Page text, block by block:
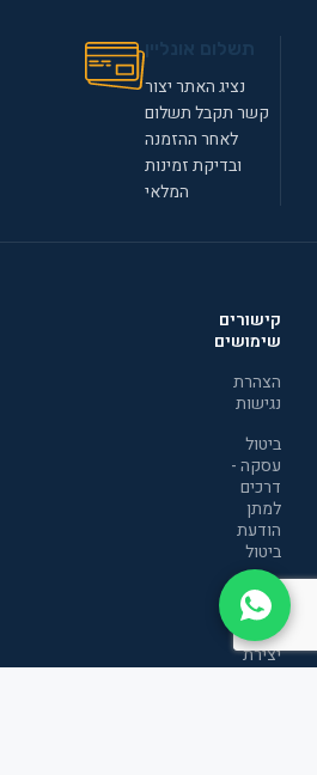
נציג האתר יצור
קשר תקבל תשלום
לאחר ההזמנה
ובדיקת זמינות
המלאי
קישורים
שימושים
הצהרת
נגישות
ביטול
עסקה -
דרכים
למתן
הודעת
ביטול
מדיניות
הפרטיות
יצירת